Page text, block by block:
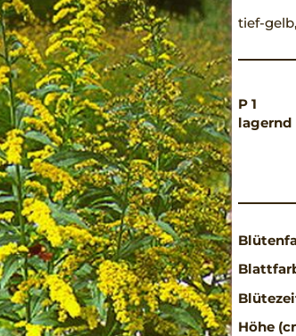
tief-
P 1
lagernd
Höhe